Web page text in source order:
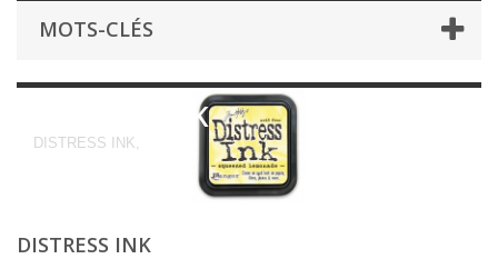
MOTS-CLÉS
DISTRESS INK
DISTRESS INK,
DISTRESS INK